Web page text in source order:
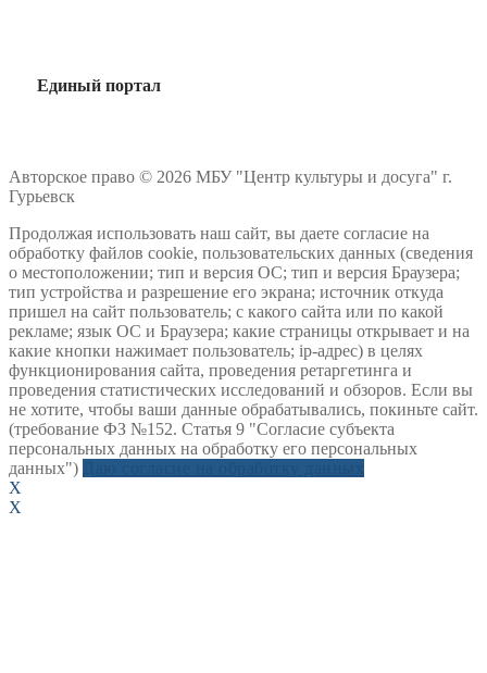
Единый портал
Авторское право © 2026 МБУ "Центр культуры и досуга" г.
Гурьевск
Продолжая использовать наш сайт, вы даете согласие на
обработку файлов cookie, пользовательских данных (сведения
о местоположении; тип и версия ОС; тип и версия Браузера;
тип устройства и разрешение его экрана; источник откуда
пришел на сайт пользователь; с какого сайта или по какой
рекламе; язык ОС и Браузера; какие страницы открывает и на
какие кнопки нажимает пользователь; ip-адрес) в целях
функционирования сайта, проведения ретаргетинга и
проведения статистических исследований и обзоров. Если вы
не хотите, чтобы ваши данные обрабатывались, покиньте сайт.
(требование ФЗ №152. Статья 9 "Согласие субъекта
персональных данных на обработку его персональных
данных")
X
X